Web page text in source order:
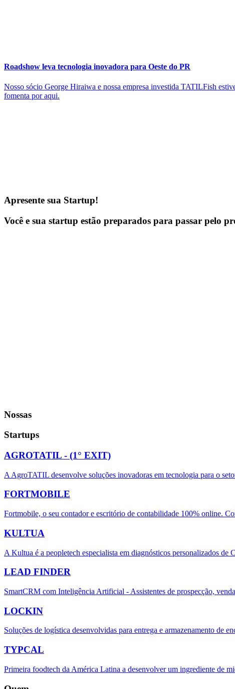
Roadshow leva tecnologia inovadora para Oeste do PR
Nosso sócio George Hiraiwa e nossa empresa investida TATILFish
fomenta por aqui.
Apresente sua Startup!
Você e sua startup estão preparados para passar pelo
Nossas
Startups
AGROTATIL - (1° EXIT)
A AgroTATIL desenvolve soluções inovadoras em tecnologia para o
FORTMOBILE
Fortmobile, o seu contador e escritório de contabilidade 100% online.
KULTUA
A Kultua é a peopletech especialista em diagnósticos personalizados de
LEAD FINDER
SmartCRM com Inteligência Artificial - Assistentes de prospecção,
LOCKIN
Soluções de logística desenvolvidas para entrega e armazenamento de
TYPCAL
Primeira foodtech da América Latina a desenvolver um ingrediente de